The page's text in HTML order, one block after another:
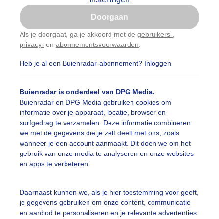
Doorgaan
Als je doorgaat, ga je akkoord met de gebruikers-
privacy- en abonnementsvoorwaarden
Heb je al een Buienradar-abonnement? Inloggen
Buienradar is onderdeel van DPG Media.
Buienradar en DPG Media gebruiken cookies om
informatie over je apparaat, locatie, browser en
surfgedrag te verzamelen. Deze informatie combineren
we met de gegevens die je zelf deelt met ons, zoals
wanneer je een account aanmaakt. Dit doen we om het
gebruik van onze media te analyseren en onze websites
en apps te verbeteren.
Daarnaast kunnen we, als je hier toestemming voor geeft,
je gegevens gebruiken om onze content, communicatie
en aanbod te personaliseren en je relevante advertenties
Marjon Adamidis - van Geldorp Gemaakt: 13-05-2026, 140x
Nu niet, misschien later
Gebruik je Safari en wil je niet elke dag deze pop-up
Klikhierom dit aan te passen